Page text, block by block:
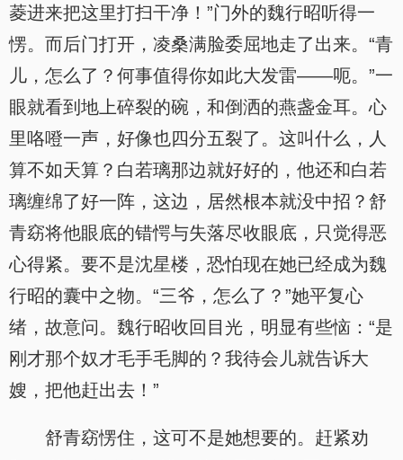
菱进来把这里打扫干净！”门外的魏行昭听得一
愣。而后门打开，凌桑满脸委屈地走了出来。“青
儿，怎么了？何事值得你如此大发雷——呃。”一
眼就看到地上碎裂的碗，和倒洒的燕盏金耳。心
里咯噔一声，好像也四分五裂了。这叫什么，人
算不如天算？白若璃那边就好好的，他还和白若
璃缠绵了好一阵，这边，居然根本就没中招？舒
青窈将他眼底的错愕与失落尽收眼底，只觉得恶
心得紧。要不是沈星楼，恐怕现在她已经成为魏
行昭的囊中之物。“三爷，怎么了？”她平复心
绪，故意问。魏行昭收回目光，明显有些恼：“是
刚才那个奴才毛手毛脚的？我待会儿就告诉大
嫂，把他赶出去！”
舒青窈愣住，这可不是她想要的。赶紧劝